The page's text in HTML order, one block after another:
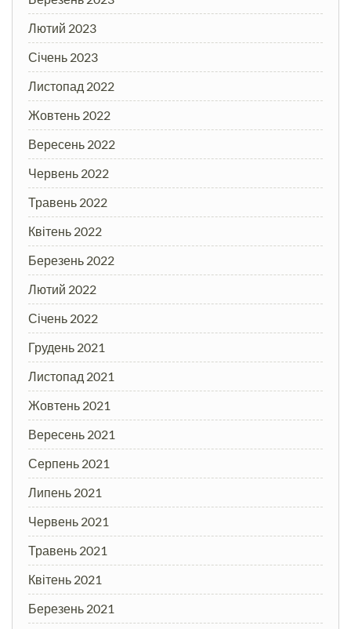
Лютий 2023
Січень 2023
Листопад 2022
Жовтень 2022
Вересень 2022
Червень 2022
Травень 2022
Квітень 2022
Березень 2022
Лютий 2022
Січень 2022
Грудень 2021
Листопад 2021
Жовтень 2021
Вересень 2021
Серпень 2021
Липень 2021
Червень 2021
Травень 2021
Квітень 2021
Березень 2021